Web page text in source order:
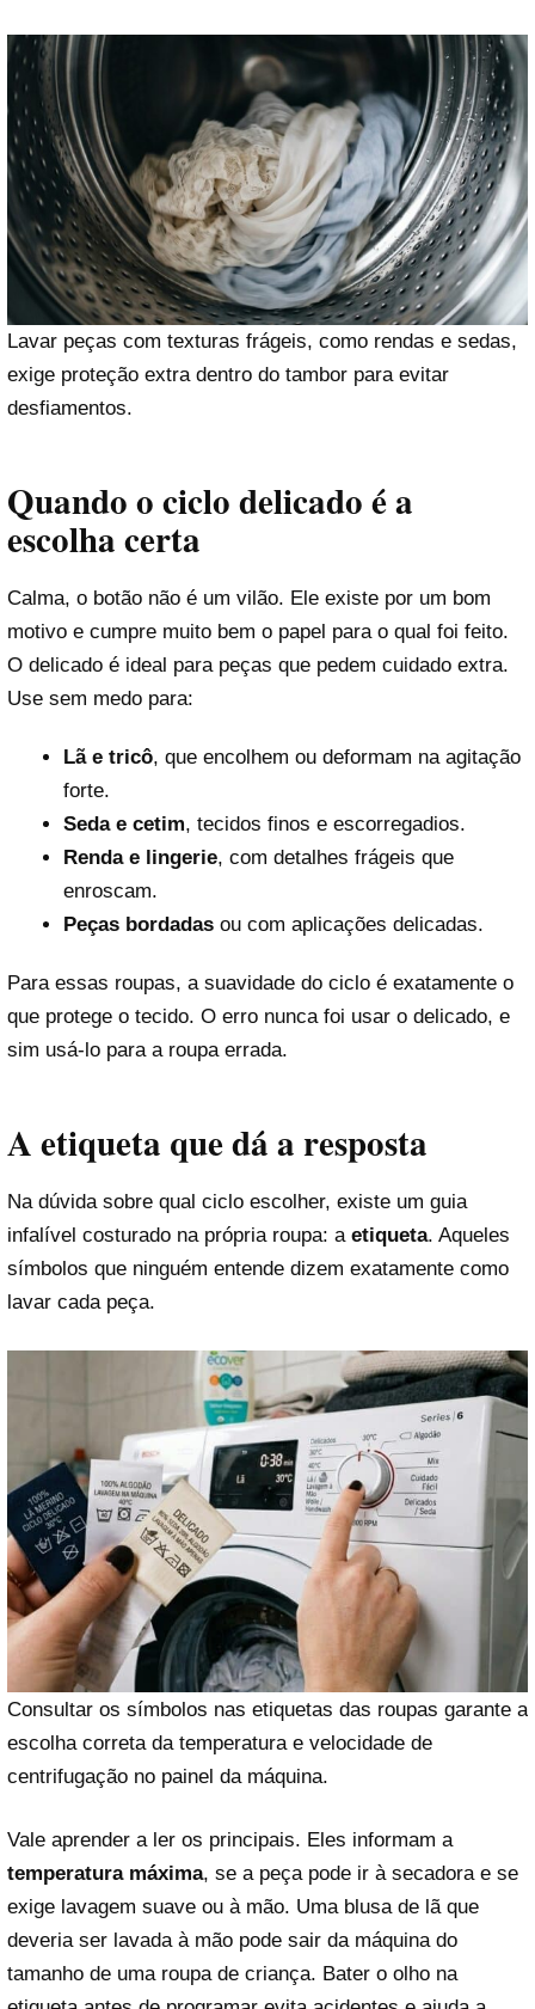
Lavar peças com texturas frágeis, como rendas e sedas,
exige proteção extra dentro do tambor para evitar
desfiamentos.
Quando o ciclo delicado é a
escolha certa
Calma, o botão não é um vilão. Ele existe por um bom
motivo e cumpre muito bem o papel para o qual foi feito.
O delicado é ideal para peças que pedem cuidado extra.
Use sem medo para:
Lã e tricô, que encolhem ou deformam na agitação
forte.
Seda e cetim, tecidos finos e escorregadios.
Renda e lingerie, com detalhes frágeis que
enroscam.
Peças bordadasou com aplicações delicadas.
Para essas roupas, a suavidade do ciclo é exatamente o
que protege o tecido. O erro nunca foi usar o delicado, e
sim usá-lo para a roupa errada.
A etiqueta que dá a resposta
Na dúvida sobre qual ciclo escolher, existe um guia
infalível costurado na própria roupa: a etiqueta. Aqueles
símbolos que ninguém entende dizem exatamente como
lavar cada peça.
Consultar os símbolos nas etiquetas das roupas garante a
escolha correta da temperatura e velocidade de
centrifugação no painel da máquina.
Vale aprender a ler os principais. Eles informam a
temperatura máxima, se a peça pode ir à secadora e se
exige lavagem suave ou à mão. Uma blusa de lã que
deveria ser lavada à mão pode sair da máquina do
tamanho de uma roupa de criança. Bater o olho na